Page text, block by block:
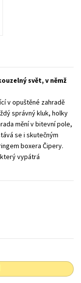
svět, v němž
v opuštěné zahradě
správný kluk, holky
mění v bitevní pole,
se i skutečným
boxera Čipery.
vypátrá